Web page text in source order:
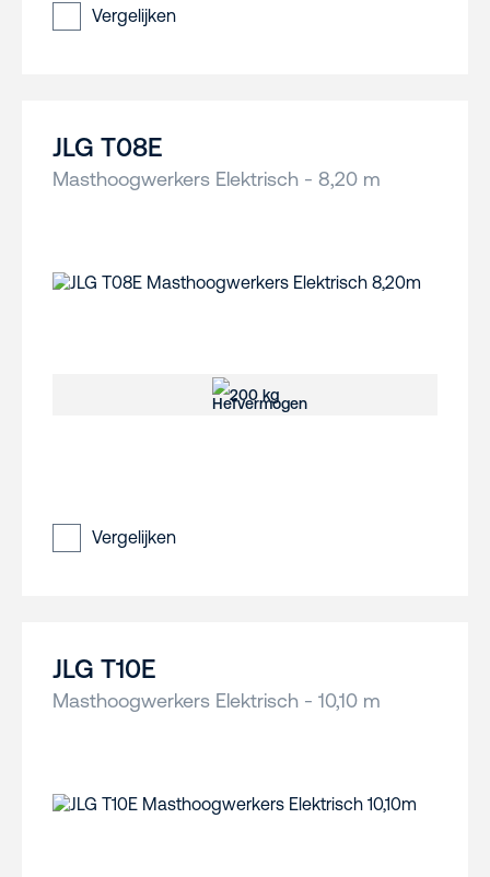
Vergelijken
JLG T08E
Masthoogwerkers Elektrisch - 8,20 m
200 kg
Vergelijken
JLG T10E
Masthoogwerkers Elektrisch - 10,10 m